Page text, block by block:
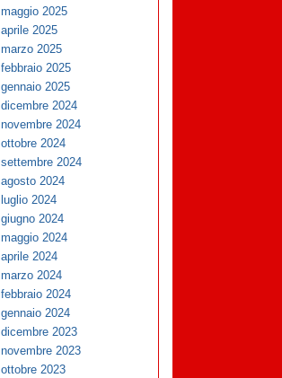
maggio 2025
aprile 2025
marzo 2025
febbraio 2025
gennaio 2025
dicembre 2024
novembre 2024
ottobre 2024
settembre 2024
agosto 2024
luglio 2024
giugno 2024
maggio 2024
aprile 2024
marzo 2024
febbraio 2024
gennaio 2024
dicembre 2023
novembre 2023
ottobre 2023